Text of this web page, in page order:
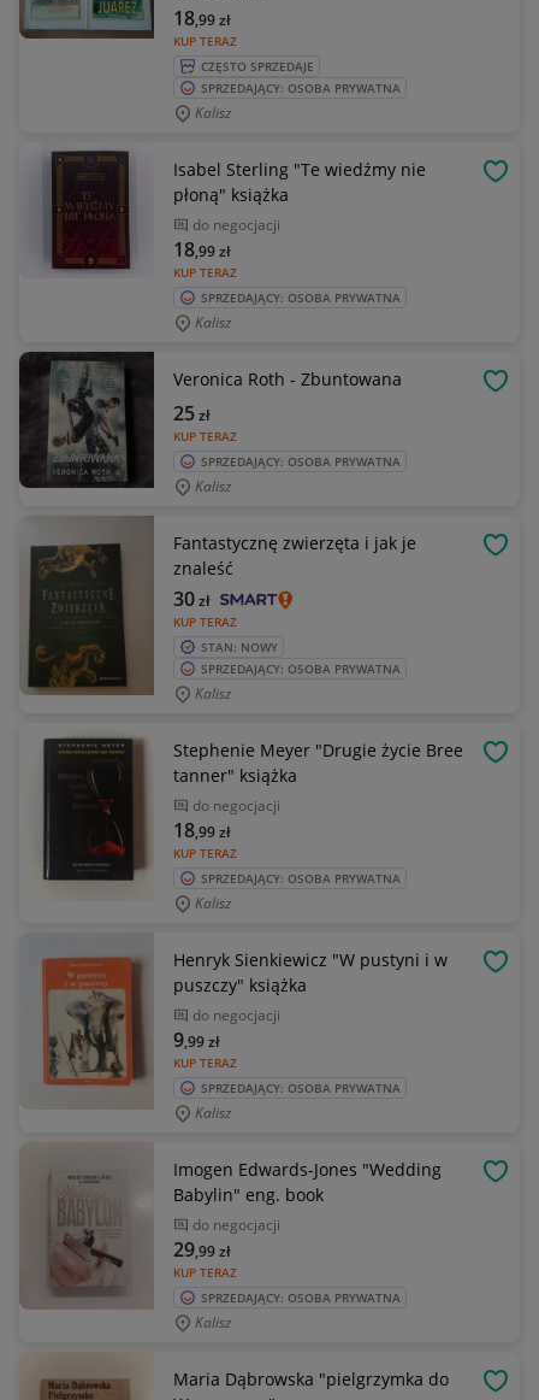
KUP TERAZ
18,99zł
CZĘSTO SPRZEDAJE
SPRZEDAJĄCY: OSOBA PRYWATNA
Kalisz
Isabel Sterling "Te wiedźmy nie
płoną" książka
do negocjacji
KUP TERAZ
18,99zł
SPRZEDAJĄCY: OSOBA PRYWATNA
Kalisz
Veronica Roth - Zbuntowana
KUP TERAZ
25zł
SPRZEDAJĄCY: OSOBA PRYWATNA
Kalisz
Fantastycznę zwierzęta i jak je
znaleść
KUP TERAZ
30zł
STAN: NOWY
SPRZEDAJĄCY: OSOBA PRYWATNA
Kalisz
Stephenie Meyer "Drugie życie Bree
tanner" książka
do negocjacji
KUP TERAZ
18,99zł
SPRZEDAJĄCY: OSOBA PRYWATNA
Kalisz
Henryk Sienkiewicz "W pustyni i w
puszczy" książka
do negocjacji
KUP TERAZ
9,99zł
SPRZEDAJĄCY: OSOBA PRYWATNA
Kalisz
Imogen Edwards-Jones "Wedding
Babylin" eng. book
do negocjacji
KUP TERAZ
29,99zł
SPRZEDAJĄCY: OSOBA PRYWATNA
Kalisz
Maria Dąbrowska "pielgrzymka do